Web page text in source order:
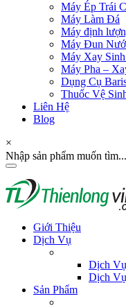
Máy Ép Trái
Máy Làm Đá
Máy định
Máy Đun
Máy Xay
Máy Pha –
Dụng Cụ
Thuốc Vệ
Liên Hệ
Blog
×
Nhập sản phẩm muốn tìm...
Giới Thiệu
Dịch Vụ
Dịch
Dịch
Sản Phẩm